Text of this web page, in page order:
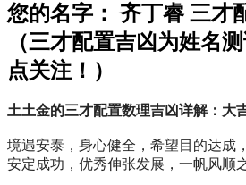
您的名字： 齐丁睿 三才
（三才配置吉凶为姓名
点关注！）
土土金的三才配置数理吉凶详解：大
境遇安泰，身心健全，希望目的达成
安定成功，优秀伸张发展，一帆风顺